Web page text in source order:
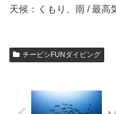
天候：くもり、雨 / 最
チービシFUNダイビング